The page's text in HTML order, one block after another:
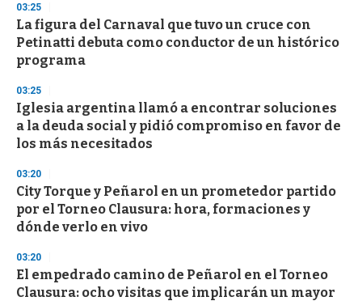
03:25
La figura del Carnaval que tuvo un cruce con
Petinatti debuta como conductor de un histórico
programa
03:25
Iglesia argentina llamó a encontrar soluciones
a la deuda social y pidió compromiso en favor de
los más necesitados
03:20
City Torque y Peñarol en un prometedor partido
por el Torneo Clausura: hora, formaciones y
dónde verlo en vivo
03:20
El empedrado camino de Peñarol en el Torneo
Clausura: ocho visitas que implicarán un mayor